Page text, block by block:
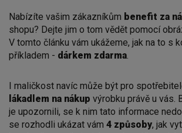
Nabízíte vašim zákazníkům benefit za
shopu? Dejte jim o tom vědět pomocí
V tomto článku vám ukážeme, jak na to s
příkladem - dárkem zdarma.
I maličkost navíc může být pro
lákadlem na nákup výrobku právě u vás.
je upozornili, se k nim tato informace
se rozhodli ukázat vám 4 způsoby, jak